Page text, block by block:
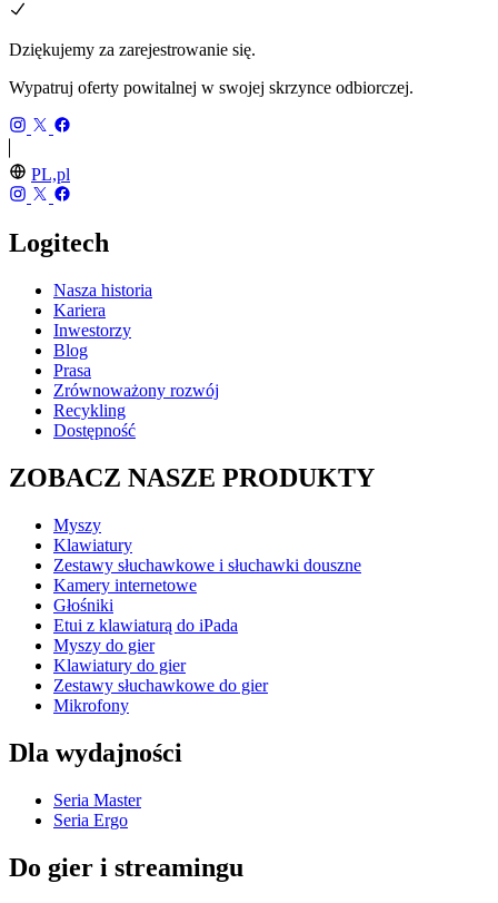
Dziękujemy za zarejestrowanie się.
Wypatruj oferty powitalnej w swojej skrzynce odbiorczej.
PL,pl
Logitech
Nasza historia
Kariera
Inwestorzy
Blog
Prasa
Zrównoważony rozwój
Recykling
Dostępność
ZOBACZ NASZE PRODUKTY
Myszy
Klawiatury
Zestawy słuchawkowe i słuchawki douszne
Kamery internetowe
Głośniki
Etui z klawiaturą do iPada
Myszy do gier
Klawiatury do gier
Zestawy słuchawkowe do gier
Mikrofony
Dla wydajności
Seria Master
Seria Ergo
Do gier i streamingu